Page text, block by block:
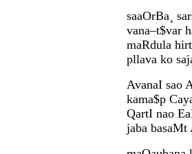
saaOrBa¸
vana–t$var
maRdula
pllava ko
AvanaI sao
kama$p
QartI nao
jaba basaMt